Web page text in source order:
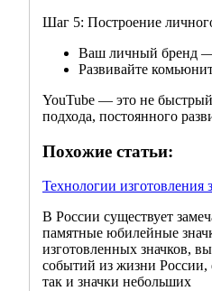
Шаг 5: Построение
Ваш личный бренд
Развивайте
YouTube — это не быстрый
подхода, постоянного
Похожие статьи:
Технологии изготовления
В России существует
памятные юбилейные
изготовленных значков,
событий из жизни России,
так и значки небольших